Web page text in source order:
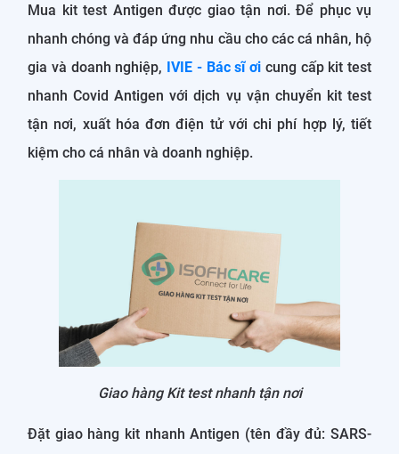
Mua kit test Antigen được giao tận nơi. Để phục vụ
nhanh chóng và đáp ứng nhu cầu cho các cá nhân, hộ
gia và doanh nghiệp, IVIE - Bác sĩ ơi cung cấp kit test
nhanh Covid Antigen với dịch vụ vận chuyển kit test
tận nơi, xuất hóa đơn điện tử với chi phí hợp lý, tiết
kiệm cho cá nhân và doanh nghiệp.
Giao hàng Kit test nhanh tận nơi
Đặt giao hàng kit nhanh Antigen (tên đầy đủ: SARS-